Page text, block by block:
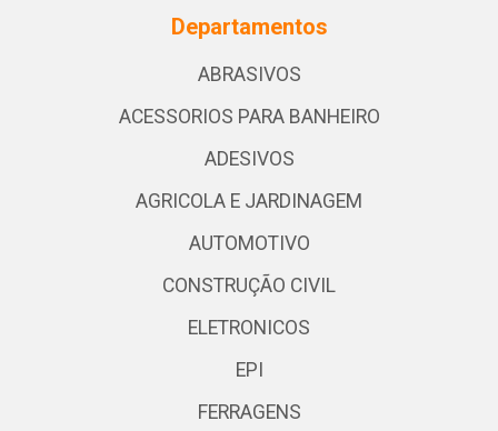
Departamentos
ABRASIVOS
ACESSORIOS PARA BANHEIRO
ADESIVOS
AGRICOLA E JARDINAGEM
AUTOMOTIVO
CONSTRUÇÃO CIVIL
ELETRONICOS
EPI
FERRAGENS